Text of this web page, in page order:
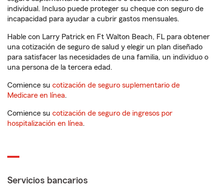
individual. Incluso puede proteger su cheque con seguro de
incapacidad para ayudar a cubrir gastos mensuales.
Hable con Larry Patrick en Ft Walton Beach, FL para obtener
una cotización de seguro de salud y elegir un plan diseñado
para satisfacer las necesidades de una familia, un individuo o
una persona de la tercera edad.
Comience su cotización de seguro suplementario de
Medicare en línea.
Comience su cotización de seguro de ingresos por
hospitalización en línea.
Servicios bancarios